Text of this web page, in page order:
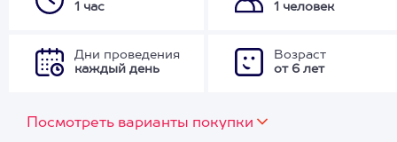
1 час
1 человек
Дни проведения
каждый день
Возраст
от 6 лет
Посмотреть варианты покупки